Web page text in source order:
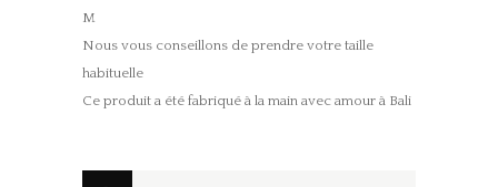
M
Nous vous conseillons de prendre votre taille
habituelle
Ce produit a été fabriqué à la main avec amour à Bali